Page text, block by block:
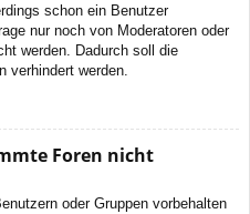
schon ein Benutzer
nur noch von Moderatoren oder
werden. Dadurch soll die
verhindert werden.
Foren nicht
oder Gruppen vorbehalten